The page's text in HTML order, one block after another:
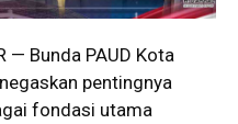
— Bunda PAUD Kota
pentingnya
fondasi utama